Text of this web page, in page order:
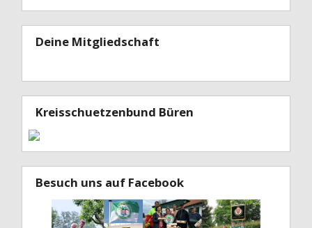
Deine Mitgliedschaft
Kreisschuetzenbund Büren
Besuch uns auf Facebook